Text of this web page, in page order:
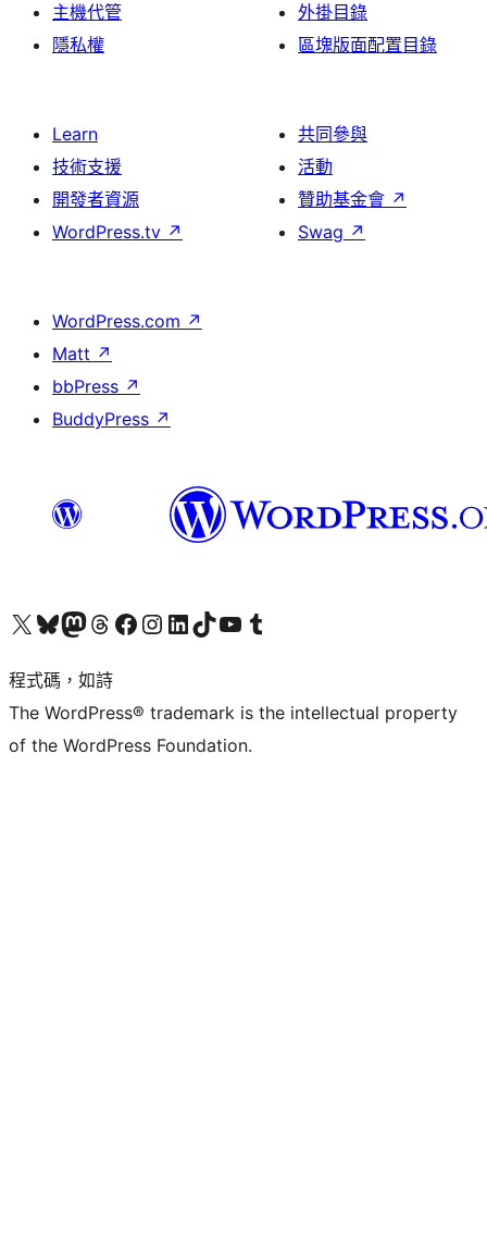
主機代管
隱私權
外掛目錄
區塊版面配置目錄
Learn
技術支援
開發者資源
WordPress.tv ↗
共同參與
活動
贊助基金會 ↗
Swag ↗
WordPress.com ↗
Matt ↗
bbPress ↗
BuddyPress ↗
查看我們的 X (之前的 Twitter) 帳號造訪我們的 Bluesky 帳號造訪我們的 Mastodon 帳號造訪我們的 Threads 帳號 造訪我們的 Facebook 粉絲專頁Visit our Instagram account
Visit our LinkedIn account
造訪我們的 TikTok 帳號Visit our YouTube channel
造訪我們的 Tumblr 帳號
程式碼，如詩
The WordPress® trademark is the intellectual property
of the WordPress Foundation.